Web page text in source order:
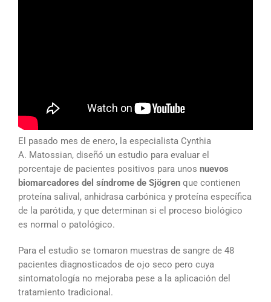
El pasado mes de enero, la especialista Cynthia
A. Matossian, diseñó un estudio para evaluar el
porcentaje de pacientes positivos para unos nuevos
biomarcadores del síndrome de Sjögren que contienen
proteína salival, anhidrasa carbónica y proteína específica
de la parótida, y que determinan si el proceso biológico
es normal o patológico.
Para el estudio se tomaron muestras de sangre de 48
pacientes diagnosticados de ojo seco pero cuya
sintomatología no mejoraba pese a la aplicación del
tratamiento tradicional.